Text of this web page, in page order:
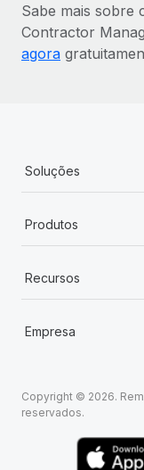
Sabe mais sobre
Contractor
agora
Soluções
Produtos
Recursos
Empresa
Copyright © 2026.
reservados.